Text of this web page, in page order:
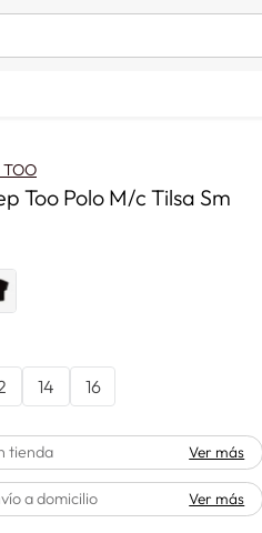
TOO
Too Polo M/c Tilsa Sm
14 16
tienda Ver más
a domicilio Ver más